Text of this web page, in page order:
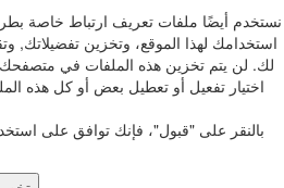
نستخدم أيضًا ملفات تعريف ارتباط خاصة
استخدامك لهذا الموقع، وتخزين تفضيلاتك,
لك. لن يتم تخزين هذه الملفات في متصفحك
اختيار تفعيل أو تعطيل بعض أو كل هذه
بالنقر على "قبول"، فإنك توافق على